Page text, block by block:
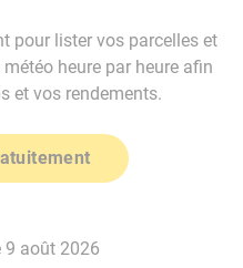
pour lister vos parcelles et
heure par heure afin
et vos rendements.
août 2026